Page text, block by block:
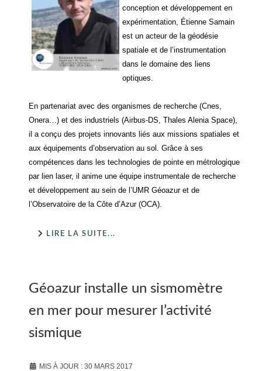
conception et développement en
expérimentation, Étienne Samain
est un acteur de la géodésie
spatiale et de l’instrumentation
dans le domaine des liens
optiques.
En partenariat avec des organismes de recherche (Cnes,
Onera…) et des industriels (Airbus-DS, Thales Alenia Space),
il a conçu des projets innovants liés aux missions spatiales et
aux équipements d’observation au sol. Grâce à ses
compétences dans les technologies de pointe en métrologique
par lien laser, il anime une équipe instrumentale de recherche
et développement au sein de l’UMR Géoazur et de
l’Observatoire de la Côte d’Azur (OCA).
LIRE LA SUITE...
Géoazur installe un sismomètre
en mer pour mesurer l’activité
sismique
MIS À JOUR : 30 MARS 2017